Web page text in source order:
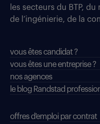
les secteurs du BTP,
de l’ingénierie, de la
vous êtes candidat ?
vous êtes une entreprise ?
nos agences
le blog Randstad
offres d'emploi par contrat